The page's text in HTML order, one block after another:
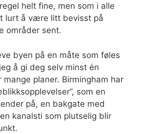
helt fine, men som i alle
lurt å være litt bevisst på
områder sent.
byen på en måte som føles
å gi deg selv minst én
planer. Birmingham har
som en
på, en bakgate med
kanalsti som plutselig blir